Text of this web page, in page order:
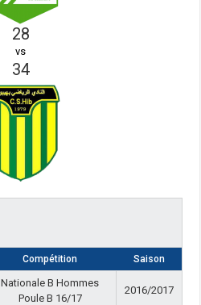
28
vs
34
Compétition Saison
Nationale B Hommes
Poule B 16/17
2016/2017